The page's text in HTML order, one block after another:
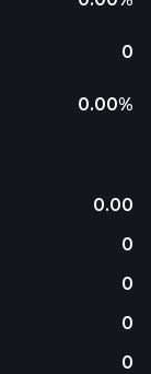
0
0.00%
0.00
0
0
0
0